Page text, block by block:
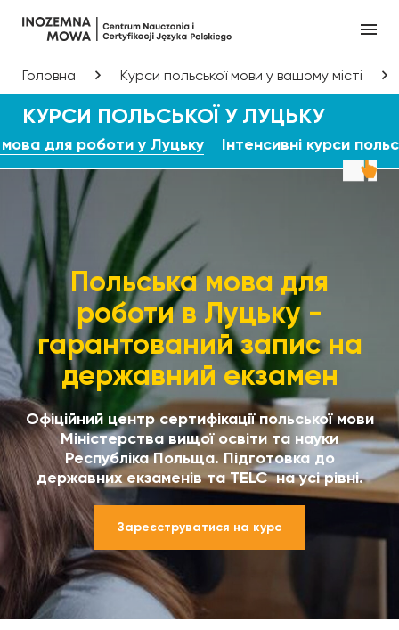
Головна Курси польської мови у вашому місті
КУРСИ ПОЛЬСЬКОЇ У ЛУЦЬКУ
для роботи у Луцьку Інтенсивні курси
Польська мова для
роботи в Луцьку -
гарантований запис на
державний екзамен
Офіційний центр сертифікації польської мови
Міністерства вищої освіти та науки
Республіка Польща. Підготовка до
державних екзаменів та TELC на усі рівні.
Зареєструватися на курс